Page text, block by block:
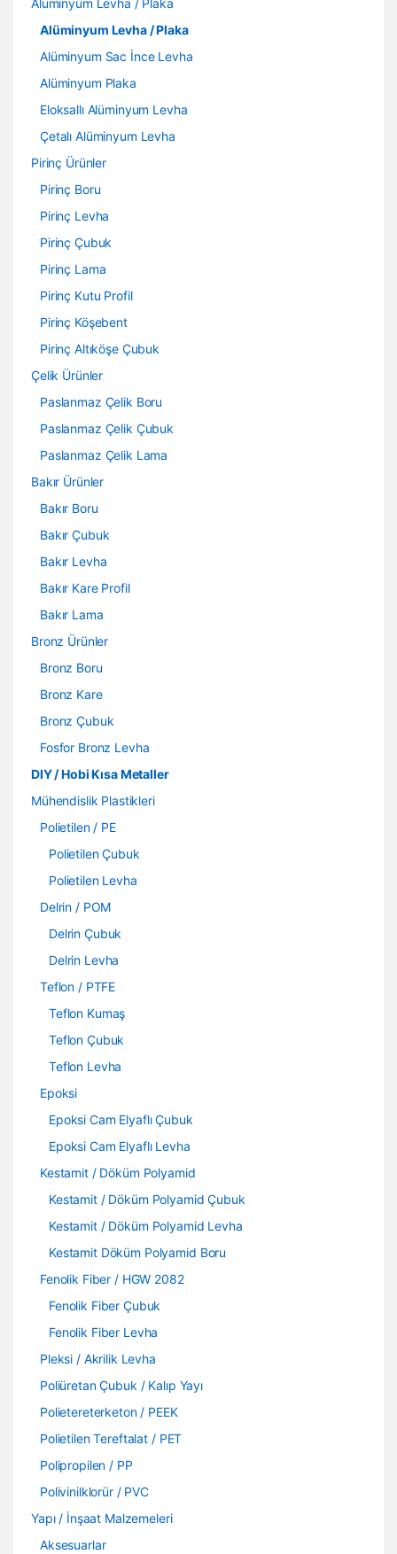
Alüminyum Levha / Plaka
Alüminyum Levha / Plaka
Alüminyum Sac İnce Levha
Alüminyum Plaka
Eloksallı Alüminyum Levha
Çetalı Alüminyum Levha
Pirinç Ürünler
Pirinç Boru
Pirinç Levha
Pirinç Çubuk
Pirinç Lama
Pirinç Kutu Profil
Pirinç Köşebent
Pirinç Altıköşe Çubuk
Çelik Ürünler
Paslanmaz Çelik Boru
Paslanmaz Çelik Çubuk
Paslanmaz Çelik Lama
Bakır Ürünler
Bakır Boru
Bakır Çubuk
Bakır Levha
Bakır Kare Profil
Bakır Lama
Bronz Ürünler
Bronz Boru
Bronz Kare
Bronz Çubuk
Fosfor Bronz Levha
DIY / Hobi Kısa Metaller
Mühendislik Plastikleri
Polietilen / PE
Polietilen Çubuk
Polietilen Levha
Delrin / POM
Delrin Çubuk
Delrin Levha
Teflon / PTFE
Teflon Kumaş
Teflon Çubuk
Teflon Levha
Epoksi
Epoksi Cam Elyaflı Çubuk
Epoksi Cam Elyaflı Levha
Kestamit / Döküm Polyamid
Kestamit / Döküm Polyamid Çubuk
Kestamit / Döküm Polyamid Levha
Kestamit Döküm Polyamid Boru
Fenolik Fiber / HGW 2082
Fenolik Fiber Çubuk
Fenolik Fiber Levha
Pleksi / Akrilik Levha
Poliüretan Çubuk / Kalıp Yayı
Polietereterketon / PEEK
Polietilen Tereftalat / PET
Polipropilen / PP
Polivinilklorür / PVC
Yapı / İnşaat Malzemeleri
Aksesuarlar